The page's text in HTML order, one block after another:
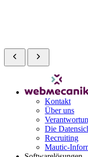
Kontakt
Über uns
Die
Recruiting
Mautic-